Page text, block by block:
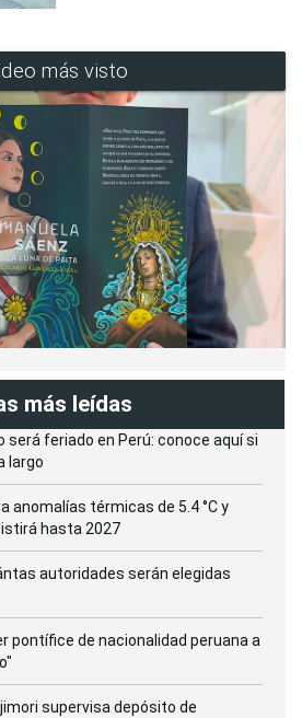
más visto
más leídas
será feriado en Perú: conoce aquí si
largo
anomalías térmicas de 5.4 °C y
hasta 2027
autoridades serán elegidas
pontífice de nacionalidad peruana a
supervisa depósito de